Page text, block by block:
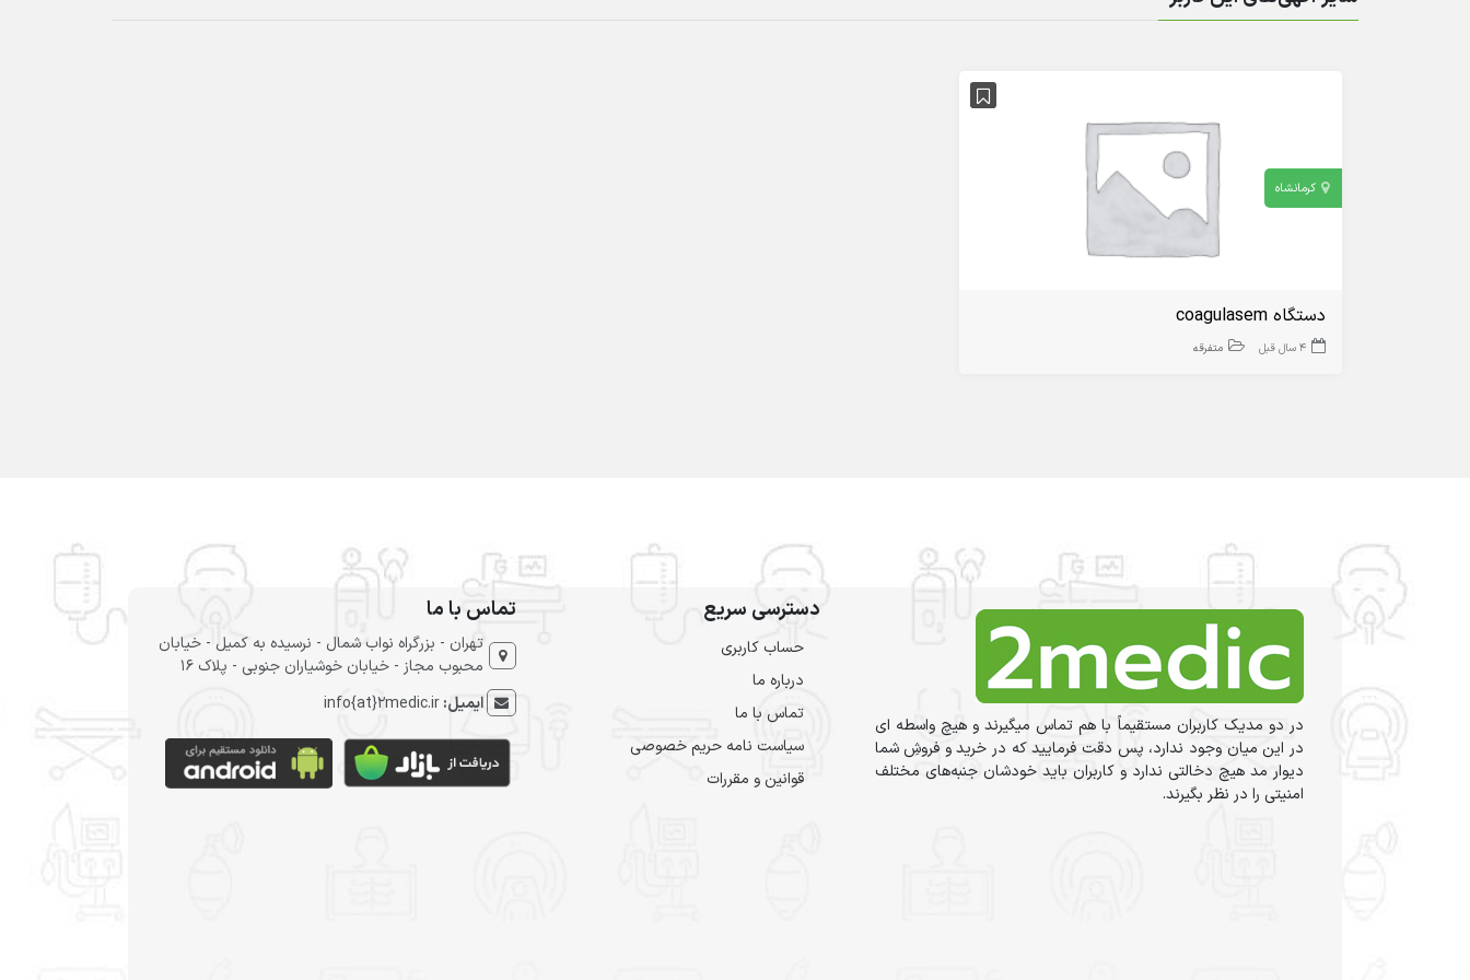
کرمانشاه
دستگاه coagulasem
4 سال قبل متفرقه
در دو مدیک کاربران مستقیماً با هم تماس میگیرند و هیچ واسطه ای
در این میان وجود ندارد، پس دقت فرمایید که در خرید و فروشِ شما
دیوار مد هیچ دخالتی ندارد و کاربران باید خودشان جنبه‌های مختلف
امنیتی را در نظر بگیرند.
دسترسی سریع
حساب کاربری
درباره ما
تماس با ما
سیاست نامه حریم خصوصی
قوانین و مقررات
تماس با ما
تهران - بزرگراه نواب شمال - نرسیده به کمیل - خیابان
محبوب مجاز - خیابان خوشیاران جنوبی - پلاک 16
ایمیل:info{at}2medic.ir